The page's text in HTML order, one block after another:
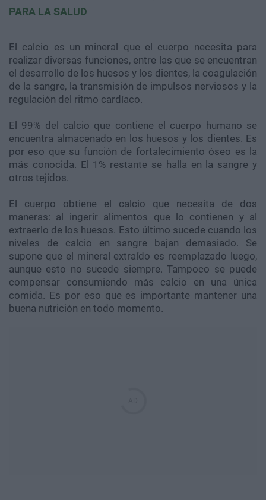
PARA LA SALUD
El calcio es un mineral que el cuerpo necesita para
realizar diversas funciones, entre las que se encuentran
el desarrollo de los huesos y los dientes, la coagulación
de la sangre, la transmisión de impulsos nerviosos y la
regulación del ritmo cardíaco.
El 99% del calcio que contiene el cuerpo humano se
encuentra almacenado en los huesos y los dientes. Es
por eso que su función de fortalecimiento óseo es la
más conocida. El 1% restante se halla en la sangre y
otros tejidos.
El cuerpo obtiene el calcio que necesita de dos
maneras: al ingerir alimentos que lo contienen y al
extraerlo de los huesos. Esto último sucede cuando los
niveles de calcio en sangre bajan demasiado. Se
supone que el mineral extraído es reemplazado luego,
aunque esto no sucede siempre. Tampoco se puede
compensar consumiendo más calcio en una única
comida. Es por eso que es importante mantener una
buena nutrición en todo momento.